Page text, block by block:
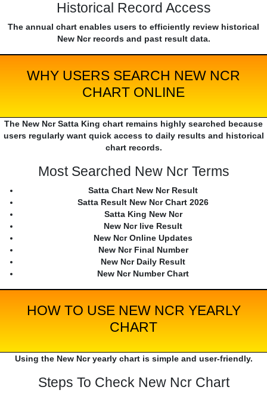
Historical Record Access
The annual chart enables users to efficiently review historical
New Ncr records and past result data.
WHY USERS SEARCH NEW NCR
CHART ONLINE
The New Ncr Satta King chart remains highly searched because
users regularly want quick access to daily results and historical
chart records.
Most Searched New Ncr Terms
Satta Chart New Ncr Result
Satta Result New Ncr Chart 2026
Satta King New Ncr
New Ncr live Result
New Ncr Online Updates
New Ncr Final Number
New Ncr Daily Result
New Ncr Number Chart
HOW TO USE NEW NCR YEARLY
CHART
Using the New Ncr yearly chart is simple and user-friendly.
Steps To Check New Ncr Chart